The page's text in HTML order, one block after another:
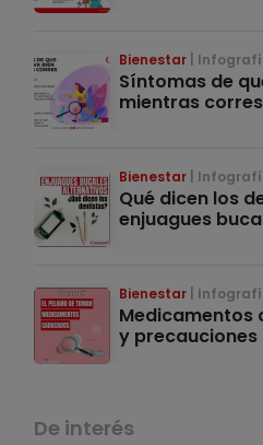
Bienestar
Síntomas de
mientras corres
Bienestar
Qué dicen los
enjuagues
Bienestar
Medicamentos
y precauciones
De interés